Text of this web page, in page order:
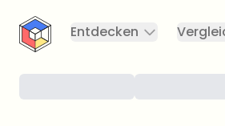
CryptoTicker
Entdecken